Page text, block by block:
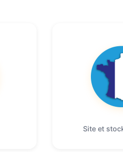
Site et